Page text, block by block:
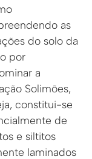
as
do solo da
por
a
Solimões,
constitui-se
de
e siltitos
laminados